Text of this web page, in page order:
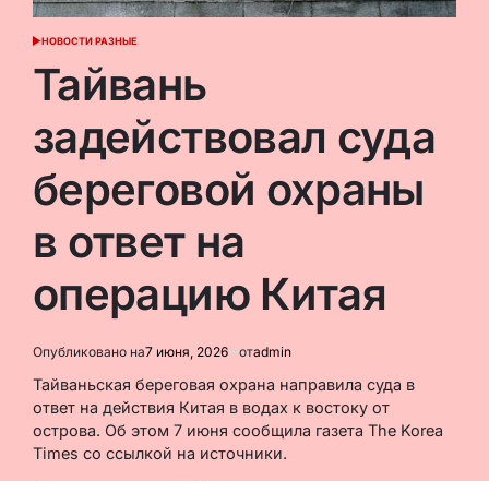
ОПУБЛИКОВАНО
НОВОСТИ РАЗНЫЕ
Тайвань
задействовал суда
береговой охраны
в ответ на
операцию Китая
Опубликовано на7 июня, 2026 отadmin
Тайваньская береговая охрана направила суда в
ответ на действия Китая в водах к востоку от
острова. Об этом 7 июня сообщила газета The Korea
Times со ссылкой на источники.